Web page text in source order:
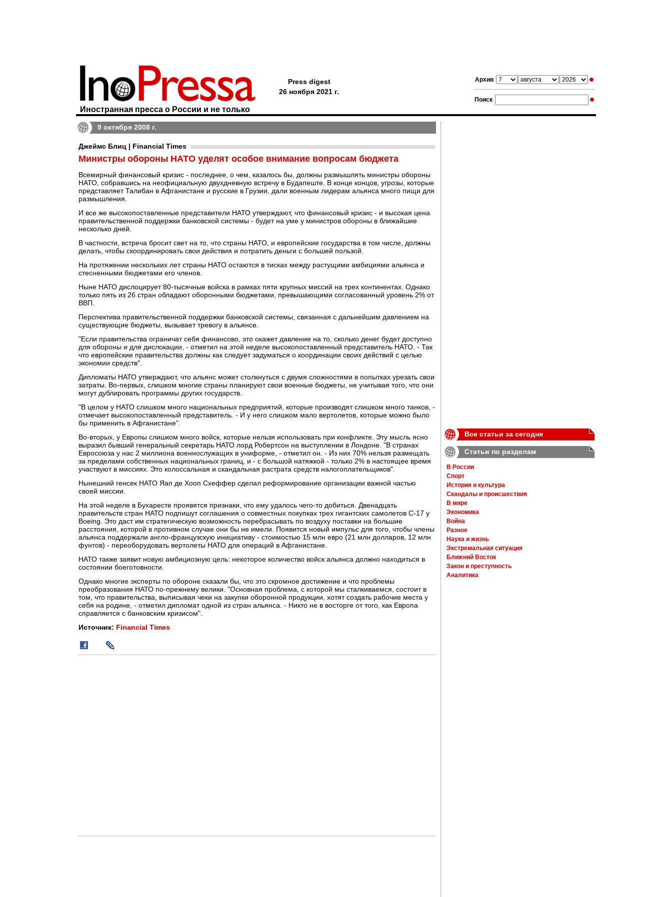
Архив
Поиск
Иностранная пресса о России и не только
Press digest
26 ноября 2021 г.
9 октября 2008 г.
Джеймс Блиц | Financial Times
Министры обороны НАТО уделят особое внимание вопросам бюджета
Всемирный финансовый кризис - последнее, о чем, казалось бы, должны размышлять министры обороны
НАТО, собравшись на неофициальную двухдневную встречу в Будапеште. В конце концов, угрозы, которые
представляет Талибан в Афганистане и русские в Грузии, дали военным лидерам альянса много пищи для
размышления.
И все же высокопоставленные представители НАТО утверждают, что финансовый кризис - и высокая цена
правительственной поддержки банковской системы - будет на уме у министров обороны в ближайшие
несколько дней.
В частности, встреча бросит свет на то, что страны НАТО, и европейские государства в том числе, должны
делать, чтобы скоординировать свои действия и потратить деньги с большей пользой.
На протяжении нескольких лет страны НАТО остаются в тисках между растущими амбициями альянса и
стесненными бюджетами его членов.
Ныне НАТО дислоцирует 80-тысячные войска в рамках пяти крупных миссий на трех континентах. Однако
только пять из 26 стран обладают оборонными бюджетами, превышающими согласованный уровень 2% от
ВВП.
Перспектива правительственной поддержки банковской системы, связанная с дальнейшим давлением на
существующие бюджеты, вызывает тревогу в альянсе.
"Если правительства ограничат себя финансово, это окажет давление на то, сколько денег будет доступно
для обороны и для дислокации, - отметил на этой неделе высокопоставленный представитель НАТО. - Так
что европейские правительства должны как следует задуматься о координации своих действий с целью
экономии средств".
Дипломаты НАТО утверждают, что альянс может столкнуться с двумя сложностями в попытках урезать свои
затраты. Во-первых, слишком многие страны планируют свои военные бюджеты, не учитывая того, что они
могут дублировать программы других государств.
"В целом у НАТО слишком много национальных предприятий, которые производят слишком много танков, -
отмечает высокопоставленный представитель. - И у него слишком мало вертолетов, которые можно было
бы применить в Афганистане".
Во-вторых, у Европы слишком много войск, которые нельзя использовать при конфликте. Эту мысль ясно
выразил бывший генеральный секретарь НАТО лорд Робертсон на выступлении в Лондоне. "В странах
Евросоюза у нас 2 миллиона военнослужащих в униформе, - отметил он. - Из них 70% нельзя размещать
за пределами собственных национальных границ, и - с большой натяжкой - только 2% в настоящее время
участвуют в миссиях. Это колоссальная и скандальная растрата средств налогоплательщиков".
Нынешний генсек НАТО Яап де Хооп Схеффер сделал реформирование организации важной частью
своей миссии.
На этой неделе в Бухаресте проявятся признаки, что ему удалось чего-то добиться. Двенадцать
правительств стран НАТО подпишут соглашения о совместных покупках трех гигантских самолетов C-17 у
Boeing. Это даст им стратегическую возможность перебрасывать по воздуху поставки на большие
расстояния, которой в противном случае они бы не имели. Появится новый импульс для того, чтобы члены
альянса поддержали англо-французскую инициативу - стоимостью 15 млн евро (21 млн долларов, 12 млн
фунтов) - переоборудовать вертолеты НАТО для операций в Афганистане.
НАТО также заявит новую амбициозную цель: некоторое количество войск альянса должно находиться в
состоянии боеготовности.
Однако многие эксперты по обороне сказали бы, что это скромное достижение и что проблемы
преобразования НАТО по-прежнему велики. "Основная проблема, с которой мы сталкиваемся, состоит в
том, что правительства, выписывая чеки на закупки оборонной продукции, хотят создать рабочие места у
себя на родине, - отметил дипломат одной из стран альянса. - Никто не в восторге от того, как Европа
справляется с банковским кризисом".
Источник: Financial Times
Все статьи за сегодня
Статьи по разделам
В России
Спорт
История и культура
Скандалы и происшествия
В мире
Экономика
Война
Разное
Наука и жизнь
Экстремальная ситуация
Ближний Восток
Закон и преступность
Аналитика